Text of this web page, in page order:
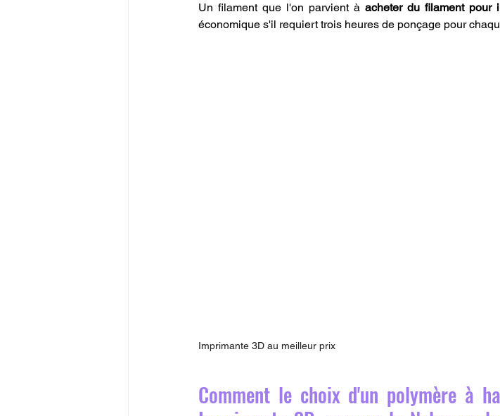
Un filament que l'on parvient à acheter du filament pour
économique s'il requiert trois heures de ponçage pour
Imprimante 3D au meilleur prix
Comment le choix d'un polymère à